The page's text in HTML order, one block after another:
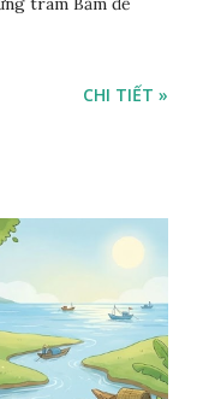
CHI TIẾT »